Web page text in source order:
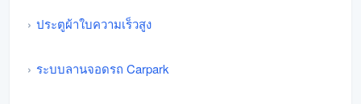
ประตูผ้าใบความเร็วสูง
ระบบลานจอดรถ Carpark